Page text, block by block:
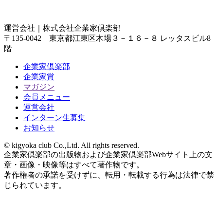
運営会社｜ 株式会社企業家倶楽部
〒135-0042 東京都江東区木場３－１６－８ レッタスビル8
階
企業家倶楽部
企業家賞
マガジン
会員メニュー
運営会社
インターン生募集
お知らせ
© kigyoka club Co.,Ltd. All rights reserved.
企業家倶楽部の出版物および企業家倶楽部Webサイト上の文
章・画像・映像等はすべて著作物です。
著作権者の承諾を受けずに、転用・転載する行為は法律で禁
じられています。